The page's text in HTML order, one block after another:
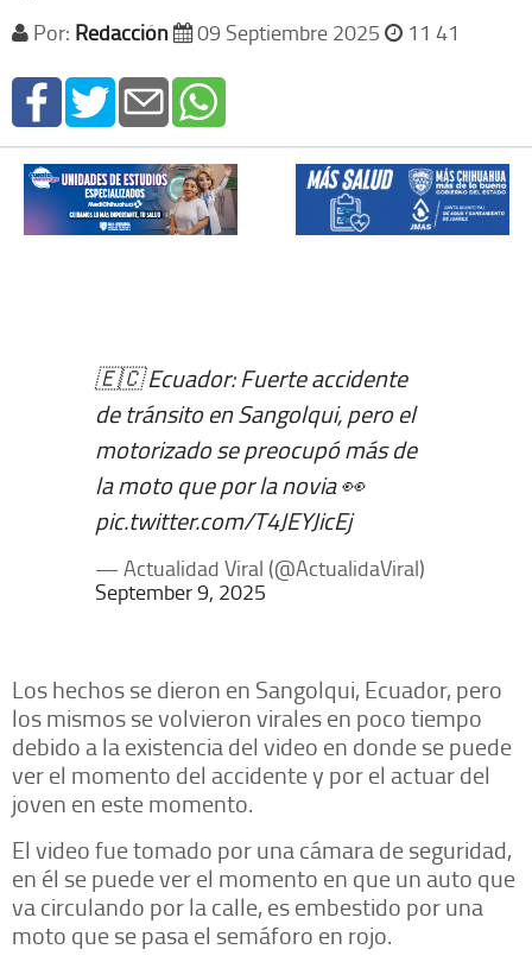
Por: Redacción 09 Septiembre 2025 11 41
🇪🇨 Ecuador: Fuerte accidente
de tránsito en Sangolqui, pero el
motorizado se preocupó más de
la moto que por la novia 👀
pic.twitter.com/T4JEYJicEj
— Actualidad Viral (@ActualidaViral)
September 9, 2025
Los hechos se dieron en Sangolqui, Ecuador, pero
los mismos se volvieron virales en poco tiempo
debido a la existencia del video en donde se puede
ver el momento del accidente y por el actuar del
joven en este momento.
El video fue tomado por una cámara de seguridad,
en él se puede ver el momento en que un auto que
va circulando por la calle, es embestido por una
moto que se pasa el semáforo en rojo.